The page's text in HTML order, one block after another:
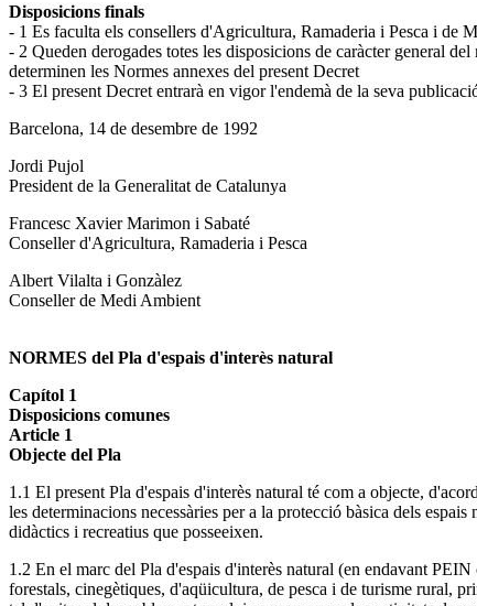
Disposicions finals
- 1 Es faculta els consellers d'Agricultura, Ramaderia i Pesca i de
- 2 Queden derogades totes les disposicions de caràcter general
determinen les Normes annexes del present Decret
- 3 El present Decret entrarà en vigor l'endemà de la seva
Barcelona, 14 de desembre de 1992
Jordi Pujol
President de la Generalitat de Catalunya
Francesc Xavier Marimon i Sabaté
Conseller d'Agricultura, Ramaderia i Pesca
Albert Vilalta i Gonzàlez
Conseller de Medi Ambient
NORMES del Pla d'espais d'interès natural
Capítol 1
Disposicions comunes
Article 1
Objecte del Pla
1.1 El present Pla d'espais d'interès natural té com a objecte,
les determinacions necessàries per a la protecció bàsica dels
didàctics i recreatius que posseeixen.
1.2 En el marc del Pla d'espais d'interès natural (en endavant
forestals, cinegètiques, d'aqüicultura, de pesca i de turisme rural,